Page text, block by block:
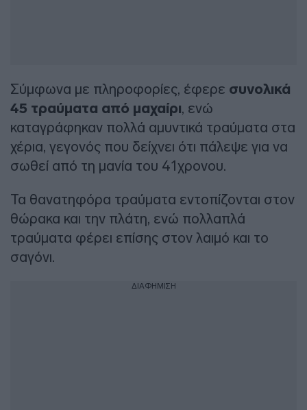
Σύμφωνα με πληροφορίες, έφερε συνολικά
45 τραύματα από μαχαίρι, ενώ
καταγράφηκαν πολλά αμυντικά τραύματα στα
χέρια, γεγονός που δείχνει ότι πάλεψε για να
σωθεί από τη μανία του 41χρονου.
Τα θανατηφόρα τραύματα εντοπίζονται στον
θώρακα και την πλάτη, ενώ πολλαπλά
τραύματα φέρει επίσης στον λαιμό και το
σαγόνι.
ΔΙΑΦΗΜΙΣΗ